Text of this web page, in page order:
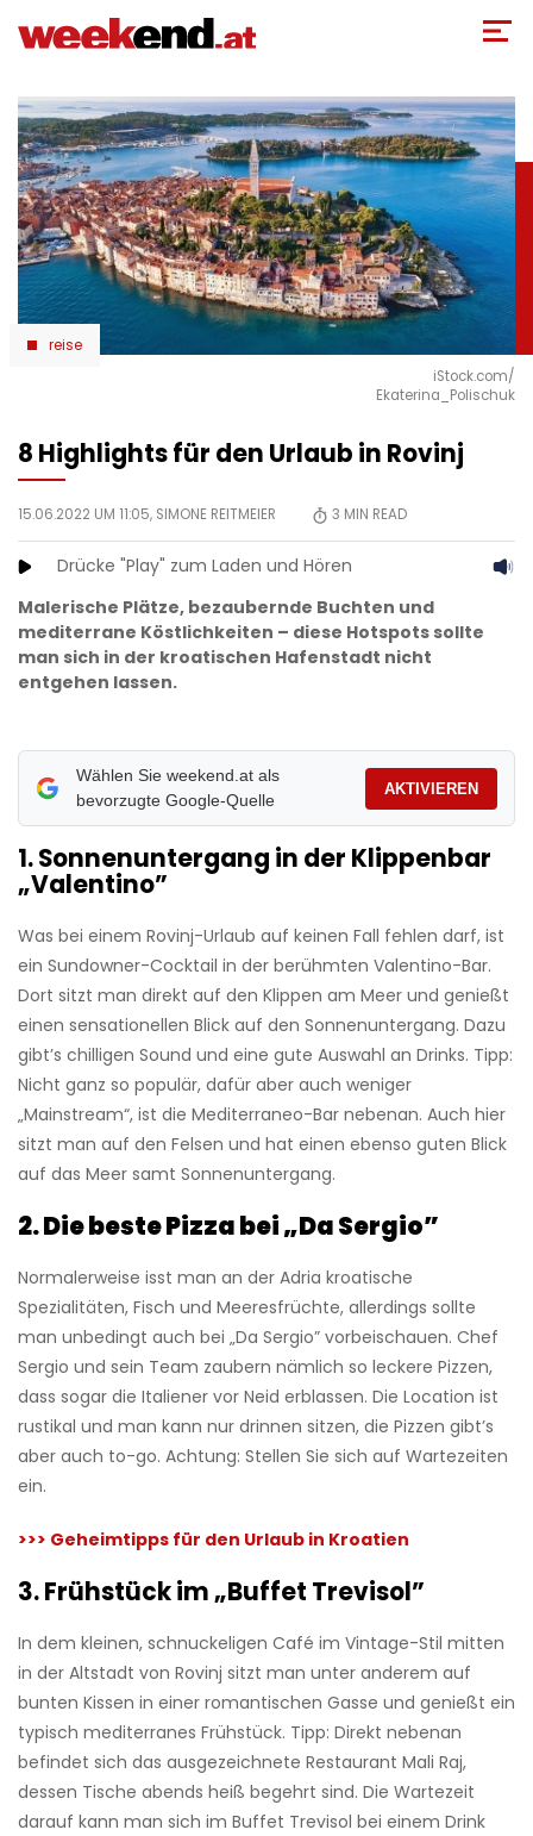
zum
reise
iStock.com/
Ekaterina_Polischuk
8 Highlights für den Urlaub in Rovinj
15.06.2022 UM 11:05, SIMONE REITMEIER 3 MIN READ
Drücke "Play" zum Laden und Hören
Malerische Plätze, bezaubernde Buchten und
mediterrane Köstlichkeiten – diese Hotspots sollte
man sich in der kroatischen Hafenstadt nicht
entgehen lassen.
Wählen Sie weekend.at als
bevorzugte Google-Quelle
AKTIVIEREN
1. Sonnenuntergang in der Klippenbar
„Valentino”
Was bei einem Rovinj-Urlaub auf keinen Fall fehlen darf, ist
ein Sundowner-Cocktail in der berühmten Valentino-Bar.
Dort sitzt man direkt auf den Klippen am Meer und genießt
einen sensationellen Blick auf den Sonnenuntergang. Dazu
gibt’s chilligen Sound und eine gute Auswahl an Drinks. Tipp:
Nicht ganz so populär, dafür aber auch weniger
„Mainstream“, ist die Mediterraneo-Bar nebenan. Auch hier
sitzt man auf den Felsen und hat einen ebenso guten Blick
auf das Meer samt Sonnenuntergang.
2. Die beste Pizza bei „Da Sergio”
Normalerweise isst man an der Adria kroatische
Spezialitäten, Fisch und Meeresfrüchte, allerdings sollte
man unbedingt auch bei „Da Sergio” vorbeischauen. Chef
Sergio und sein Team zaubern nämlich so leckere Pizzen,
dass sogar die Italiener vor Neid erblassen. Die Location ist
rustikal und man kann nur drinnen sitzen, die Pizzen gibt’s
aber auch to-go. Achtung: Stellen Sie sich auf Wartezeiten
ein.
>>> Geheimtipps für den Urlaub in Kroatien
3. Frühstück im „Buffet Trevisol”
In dem kleinen, schnuckeligen Café im Vintage-Stil mitten
in der Altstadt von Rovinj sitzt man unter anderem auf
bunten Kissen in einer romantischen Gasse und genießt ein
typisch mediterranes Frühstück. Tipp: Direkt nebenan
befindet sich das ausgezeichnete Restaurant Mali Raj,
dessen Tische abends heiß begehrt sind. Die Wartezeit
darauf kann man sich im Buffet Trevisol bei einem Drink